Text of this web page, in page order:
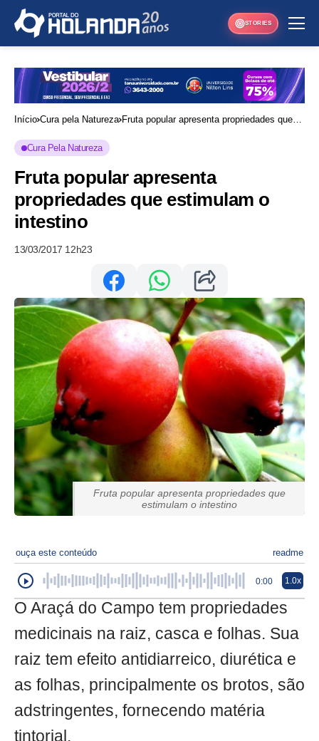
STORIES
Início Cura pela Natureza Fruta popular apresenta propriedades que
Cura Pela Natureza
Fruta popular apresenta
propriedades que estimulam o
intestino
13/03/2017 12h23
Fruta popular apresenta propriedades que
estimulam o intestino
ouça este conteúdo readme
0:00 1.0x
O Araçá do Campo tem propriedades
medicinais na raiz, casca e folhas. Sua
raiz tem efeito antidiarreico, diurética e
as folhas, principalmente os brotos, são
adstringentes, fornecendo matéria
tintorial.